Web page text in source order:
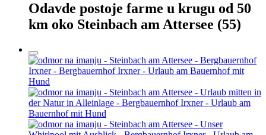
Odavde postoje farme u krugu od 50
km oko Steinbach am Attersee (55)